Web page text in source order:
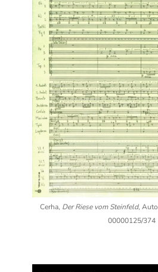
Cerha, Der Riese vom Steinfeld,
00000125/374